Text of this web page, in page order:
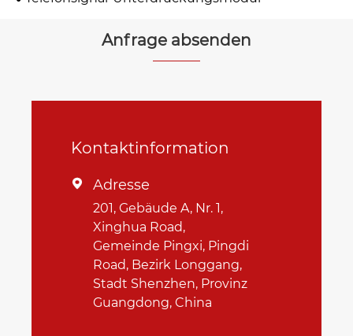
Anfrage absenden
Kontaktinformation
 Adresse
201, Gebäude A, Nr. 1,
Xinghua Road,
Gemeinde Pingxi, Pingdi
Road, Bezirk Longgang,
Stadt Shenzhen, Provinz
Guangdong, China